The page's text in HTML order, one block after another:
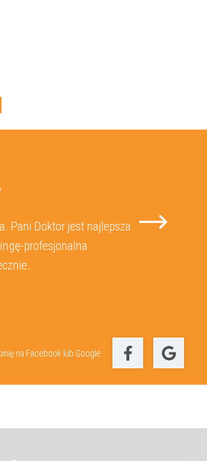
Pani Doktor jest najlepsza
profesjonalna
na Facebook lub Google: